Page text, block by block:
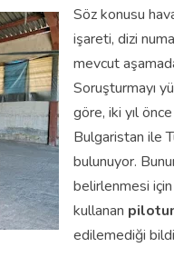
Söz konusu
işareti, dizi
mevcut
Soruşturmayı
göre, iki yıl
Bulgaristan ile
bulunuyor.
belirlenmesi
kullanan
edilemediği